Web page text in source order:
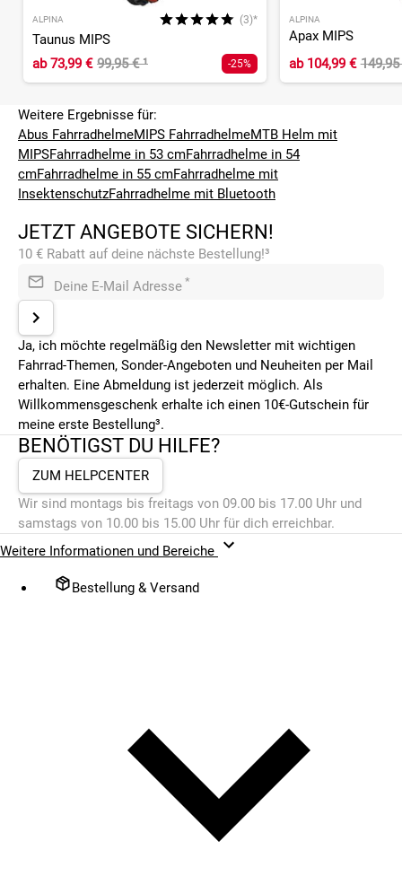
ALPINA (3)*
Taunus MIPS
ab73,99 € 99,95 €¹ -25%
ALPINA
Apax MIPS
ab104,99 €
Weitere Ergebnisse für:
Abus FahrradhelmeMIPS FahrradhelmeMTB Helm mit
MIPSFahrradhelme in 53 cmFahrradhelme in 54
cmFahrradhelme in 55 cmFahrradhelme mit
InsektenschutzFahrradhelme mit Bluetooth
JETZT ANGEBOTE SICHERN!
10 € Rabatt auf deine nächste Bestellung!³
Deine E-Mail Adresse *
Ja, ich möchte regelmäßig den Newsletter mit wichtigen
Fahrrad-Themen, Sonder-Angeboten und Neuheiten per Mail
erhalten. Eine Abmeldung ist jederzeit möglich. Als
Willkommensgeschenk erhalte ich einen 10€-Gutschein für
meine erste Bestellung³.
BENÖTIGST DU HILFE?
ZUM HELPCENTER
Wir sind montags bis freitags von 09.00 bis 17.00 Uhr und
samstags von 10.00 bis 15.00 Uhr für dich erreichbar.
Weitere Informationen und Bereiche
Bestellung & Versand